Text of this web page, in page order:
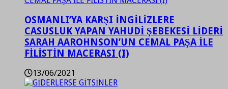
OSMANLI’YA KARŞI İNGİLİZLERE
CASUSLUK YAPAN YAHUDİ ŞEBEKESİ LİDERİ
SARAH AAROHNSON’UN CEMAL PAŞA İLE
FİLİSTİN MACERASI (I)
13/06/2021